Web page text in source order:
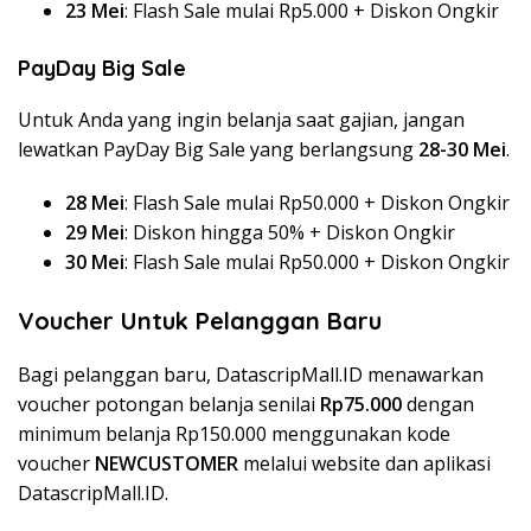
23 Mei: Flash Sale mulai Rp5.000 + Diskon Ongkir
PayDay Big Sale
Untuk Anda yang ingin belanja saat gajian, jangan
lewatkan PayDay Big Sale yang berlangsung 28-30 Mei.
28 Mei: Flash Sale mulai Rp50.000 + Diskon Ongkir
29 Mei: Diskon hingga 50% + Diskon Ongkir
30 Mei: Flash Sale mulai Rp50.000 + Diskon Ongkir
Voucher Untuk Pelanggan Baru
Bagi pelanggan baru, DatascripMall.ID menawarkan
voucher potongan belanja senilai Rp75.000dengan
minimum belanja Rp150.000 menggunakan kode
voucher NEWCUSTOMER melalui website dan aplikasi
DatascripMall.ID.